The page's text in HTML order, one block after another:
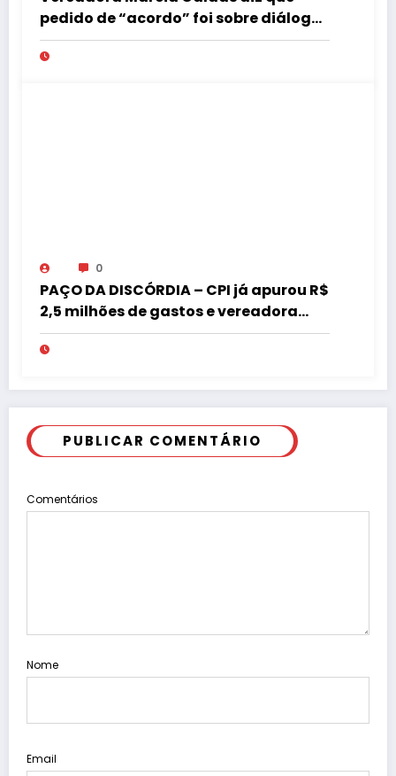
pedido de “acordo” foi sobre diálogo
institucional
0
PAÇO DA DISCÓRDIA – CPI já apurou R$
2,5 milhões de gastos e vereadora
pede “acordo” para aprovar R$ 9,5
milhões
PUBLICAR COMENTÁRIO
Comentários
Nome
Email